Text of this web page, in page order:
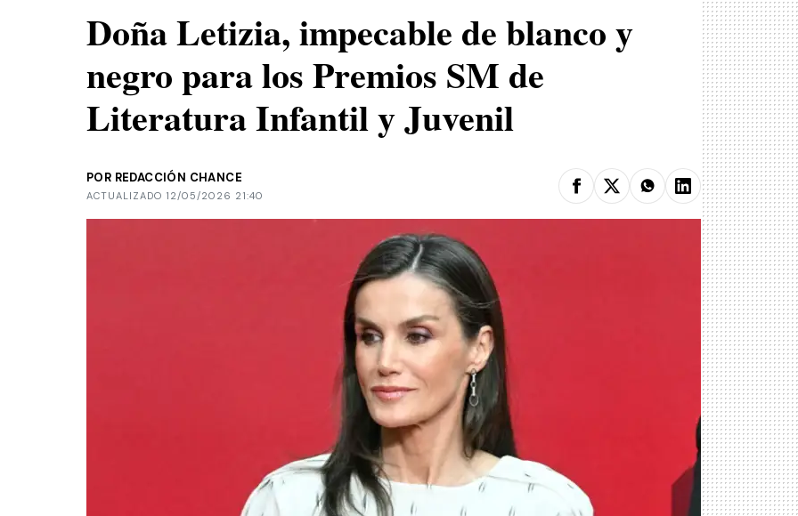
Doña Letizia, impecable de blanco y
negro para los Premios SM de
Literatura Infantil y Juvenil
POR REDACCIÓN CHANCE
ACTUALIZADO 12/05/2026 21:40